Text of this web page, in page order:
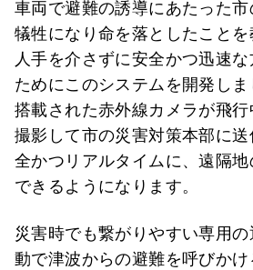
車両で避難の誘導にあたった
犠牲になり命を落としたことを
人手を介さずに安全かつ迅速
ためにこのシステムを開発し
搭載された赤外線カメラが飛
撮影して市の災害対策本部に
全かつリアルタイムに、遠隔
できるようになります。
災害時でも繋がりやすい専用
動で津波からの避難を呼びか